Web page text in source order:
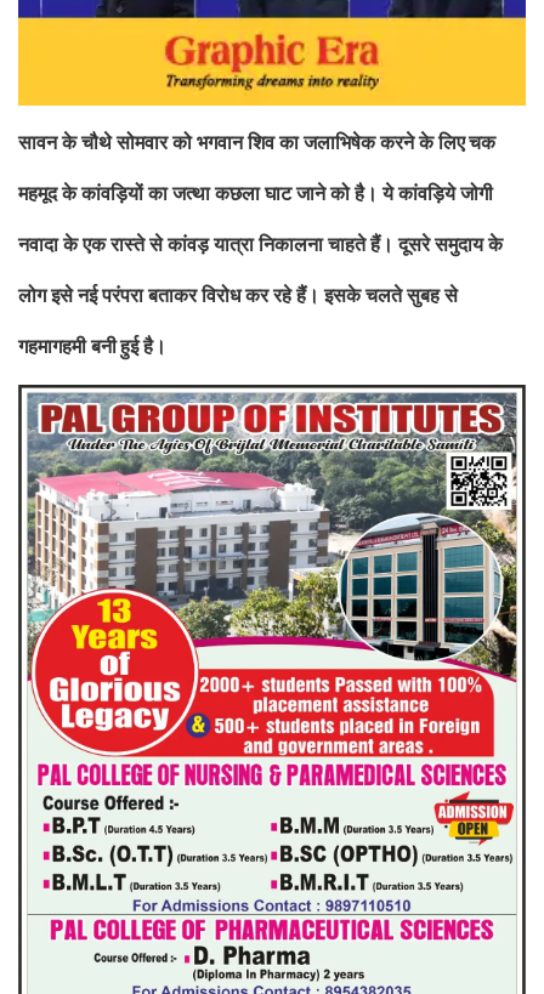
सावन के चौथे सोमवार को भगवान शिव का जलाभिषेक करने के लिएचक
महमूद के कांवड़ियों का जत्था कछला घाट जाने को है। ये कांवड़िये जोगी
नवादा के एक रास्ते से कांवड़ यात्रा निकालना चाहते हैं। दूसरे समुदाय के
लोग इसे नई परंपरा बताकर विरोध कर रहे हैं। इसके चलते सुबह से
गहमागहमी बनीहुई है।